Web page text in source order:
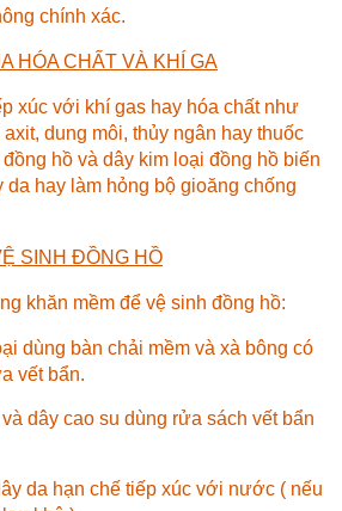
chính xác.
HÓA CHẤT VÀ KHÍ GA
xúc với khí gas hay hóa chất như
dung môi, thủy ngân hay thuốc
hồ và dây kim loại đồng hồ biến
da hay làm hỏng bộ gioăng chống
SINH ĐỒNG HỒ
khăn mềm để vệ sinh đồng hồ:
dùng bàn chải mềm và xà bông có
vết bẩn.
dây cao su dùng rửa sách vết bẩn
da hạn chế tiếp xúc với nước ( nếu